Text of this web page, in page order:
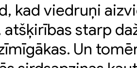
kad viedruņi
atšķirības starp
Un